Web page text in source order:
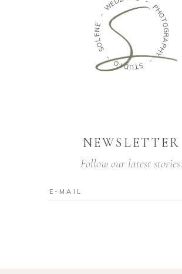
-
W -
P
H
O
T
O
G
R
A
P
H
Y
-
S
T
U
D
I
O
-
S
O
L
E
N
NEWSLETTER
Follow our latest stories.